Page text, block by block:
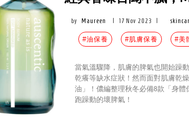
by Maureen 17 Nov 2023
#油保養 #肌膚保養 #美
當氣溫驟降，肌膚的脾氣也開始躁
乾癢等缺水症狀！然而面對肌膚乾
油」！儂編整理秋冬必備8款「身
跑躁動的壞脾氣！